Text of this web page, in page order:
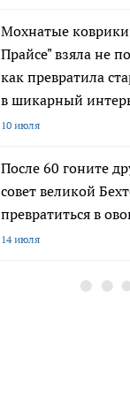
Мохнатые
Прайсе" взяла не
как превратила
в шикарный
10 июля
После 60 гоните
совет великой
превратиться в
14 июля
Шоколад,